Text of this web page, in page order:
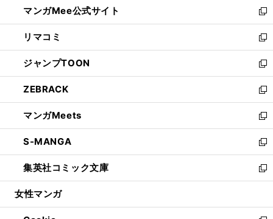
く
ド
ウ
で
開
く
ィ
ン
ド
ウ
で
開
く
い
ウ
ィ
ン
ド
ウ
で
開
く
マンガMee公式サイト
新
し
い
ウ
ィ
ン
ド
ウ
で
開
く
リマコミ
新
し
い
ウ
ィ
ン
ド
ウ
で
開
く
ジャンプTOON
新
し
い
ウ
ィ
ン
ド
ウ
で
開
ZEBRACK
新
し
い
ウ
ィ
ン
ド
ウ
開
マンガMeets
新
し
い
ウ
ィ
ン
ウ
S-MANGA
新
し
い
ウ
ン
集英社コミック文庫
新
し
ウ
女性マンガ